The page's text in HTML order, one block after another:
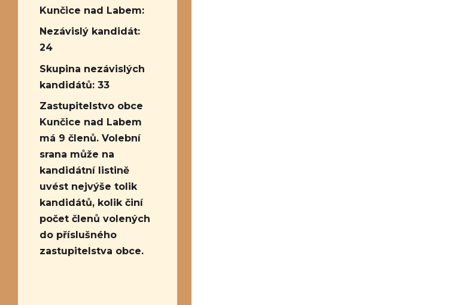
Kunčice nad Labem:
Nezávislý kandidát:
24
Skupina nezávislých
kandidátů: 33
Zastupitelstvo obce
Kunčice nad Labem
má 9 členů. Volební
srana může na
kandidátní listině
uvést nejvýše tolik
kandidátů, kolik činí
počet členů volených
do příslušného
zastupitelstva obce.